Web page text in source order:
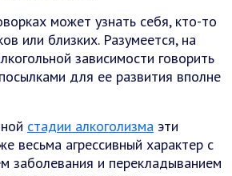
может узнать себя, кто-то
или близких. Разумеется, на
зависимости говорить
для ее развития вполне
стадии алкоголизма эти
весьма агрессивный характер с
заболевания и перекладыванием